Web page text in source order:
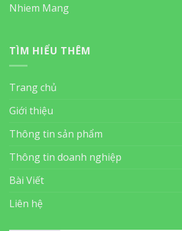
TÌM HIỂU THÊM
Trang chủ
Giới thiệu
Thông tin sản phẩm
Thông tin doanh nghiệp
Bài Viết
Liên hệ